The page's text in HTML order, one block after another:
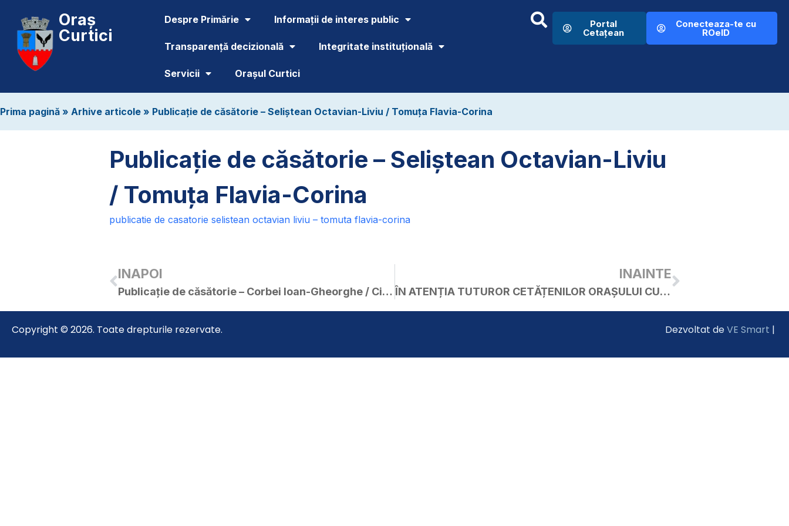
Oraș
Curtici
Despre Primărie Informații de interes public
Transparență decizională Integritate instituțională
Servicii Orașul Curtici
Portal
Cetațean
Conecteaza-te cu
ROeID
Prima pagină » Arhive articole » Publicație de căsătorie – Seliștean Octavian-Liviu / Tomuța Flavia-Corina
Publicație de căsătorie – Seliștean Octavian-Liviu
/ Tomuța Flavia-Corina
publicatie de casatorie selistean octavian liviu – tomuta flavia-corina
INAPOI
Publicație de căsătorie – Corbei Ioan-Gheorghe / Cionca Adriana-Alina
INAINTE
ÎN ATENȚIA TUTUROR CETĂȚENILOR ORAȘULUI CURTICI – Referitor la distribuția de pubele în Orașul Curtici
Copyright © 2026. Toate drepturile rezervate. Dezvoltat deVE Smart |